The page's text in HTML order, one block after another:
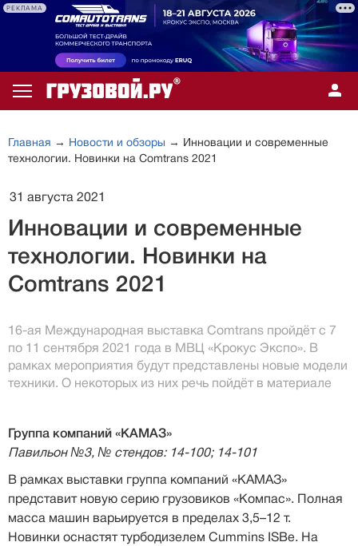
РЕКЛАМА
Главная → Новости и обзоры → Инновации и современные
технологии. Новинки на Comtrans 2021
31 августа 2021
Инновации и современные
технологии. Новинки на
Comtrans 2021
16-ая Международная выставка Comtrans пройдёт с 7
по 11 сентября 2021 года в МВЦ «Крокус Экспо». В
рамках мероприятия будут представлены новые модели
техники. О некоторых из них речь пойдёт в материале
Группа компаний «КАМАЗ»
Павильон №3, № стендов: 14-100; 14-101
В рамках выставки группа компаний «КАМАЗ»
представит новую серию грузовиков «Компас». Полная
масса машин варьируется в пределах 3,5–12 т.
Новинки оснастят турбодизелем Cummins ISBe. На